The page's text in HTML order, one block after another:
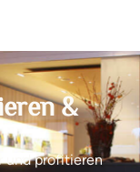
&
und profitieren